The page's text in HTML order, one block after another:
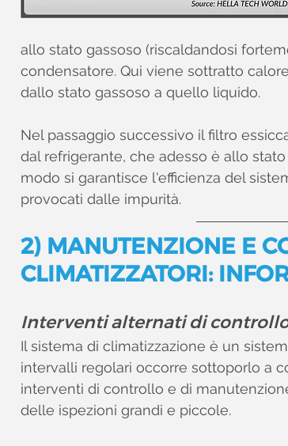
allo stato gassoso (riscaldandosi
condensatore. Qui viene sottratto
dallo stato gassoso a quello liquido.
Nel passaggio successivo il filtro
dal refrigerante, che adesso è allo
modo si garantisce l'efficienza del
provocati dalle impurità.
2) MANUTENZIONE E
CLIMATIZZATORI:
Interventi alternati di
Il sistema di climatizzazione è un
intervalli regolari occorre sottoporlo a
interventi di controllo e di
delle ispezioni grandi e piccole.